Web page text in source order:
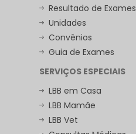
Resultado de Exames
Unidades
Convênios
Guia de Exames
SERVIÇOS ESPECIAIS
LBB em Casa
LBB Mamãe
LBB Vet